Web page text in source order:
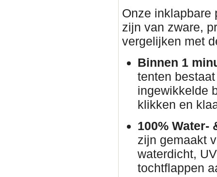
Onze inklapbare
zijn van zware,
vergelijken met
Binnen 1
tenten
ingewikkelde
klikken en
100% Water-
zijn gemaakt
waterdicht,
tochtflappen